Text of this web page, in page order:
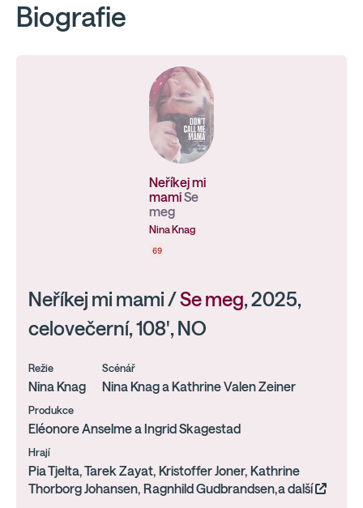
Biografie
Neříkej mi
mamiSe
meg
Nina Knag
69
Neříkej mi mami /Se meg, 2025,
celovečerní, 108', NO
Režie
Nina Knag
Scénář
Nina Knag a Kathrine Valen Zeiner
Produkce
Eléonore Anselme a Ingrid Skagestad
Hrají
Pia Tjelta, Tarek Zayat, Kristoffer Joner, Kathrine
Thorborg Johansen, Ragnhild Gudbrandsen,a další